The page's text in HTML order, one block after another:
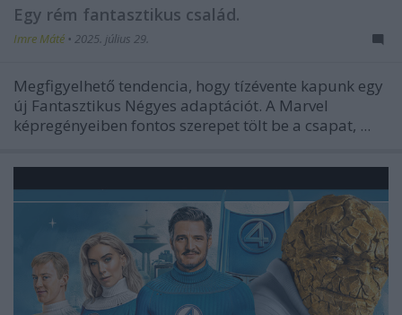
Egy rém fantasztikus család.
Imre Máté • 2025. július 29.
Megfigyelhető tendencia, hogy tízévente kapunk egy
új Fantasztikus Négyes adaptációt. A Marvel
képregényeiben fontos szerepet tölt be a csapat, ...